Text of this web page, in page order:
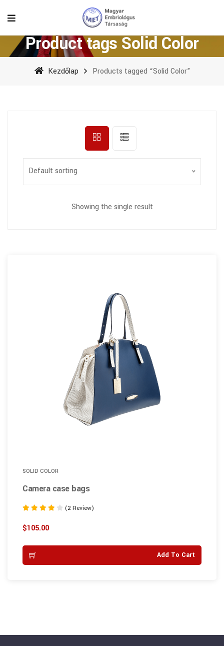
Product tags Solid Color
Kezdőlap Products tagged “Solid Color”
Default sorting
Showing the single result
SOLID COLOR
Camera case bags
4.00
out of 5
(2 Review)
$105.00
Add To Cart